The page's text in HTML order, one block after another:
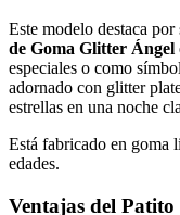
Este modelo destaca
de Goma Glitter Ángel
especiales o como
adornado con glitter
estrellas en una noche
Está fabricado en goma
edades.
Ventajas del Patito